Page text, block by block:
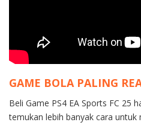
GAME BOLA PALING
Beli Game PS4 EA Sports FC 25
temukan lebih banyak cara untuk